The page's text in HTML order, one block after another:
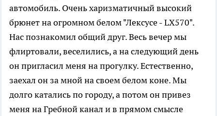
автомобиль. Очень харизматичный высокий
брюнет на огромном белом "Лексусе - LX570".
Нас познакомил общий друг. Весь вечер мы
флиртовали, веселились, а на следующий день
он пригласил меня на прогулку. Естественно,
заехал он за мной на своем белом коне. Мы
долго катались по городу, а потом он привез
меня на Гребной канал и в прямом смысле